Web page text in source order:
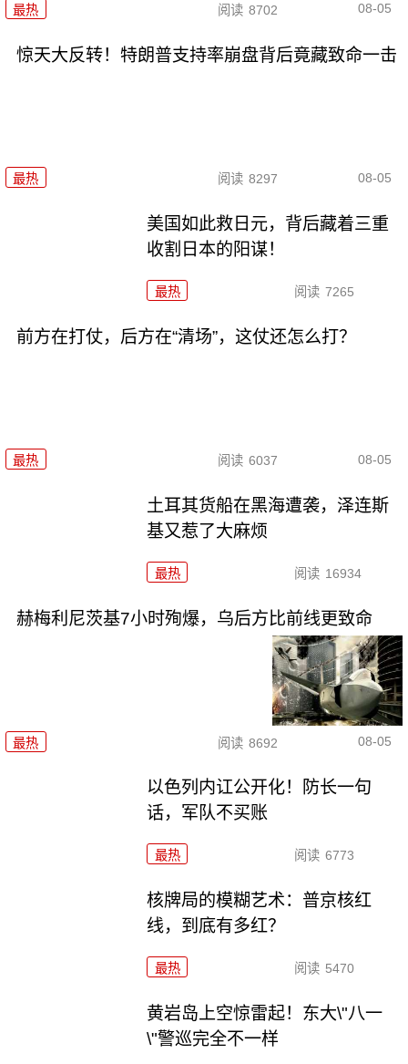
最热 阅读 8702 08-05
惊天大反转！特朗普支持率崩盘背后竟藏致命一击
最热 阅读 8297 08-05
美国如此救日元，背后藏着三重
收割日本的阳谋！
最热 阅读 7265
前方在打仗，后方在“清场”，这仗还怎么打？
最热 阅读 6037 08-05
土耳其货船在黑海遭袭，泽连斯
基又惹了大麻烦
最热 阅读 16934
赫梅利尼茨基7小时殉爆，乌后方比前线更致命
最热 阅读 8692 08-05
以色列内讧公开化！防长一句
话，军队不买账
最热 阅读 6773
核牌局的模糊艺术：普京核红
线，到底有多红？
最热 阅读 5470
黄岩岛上空惊雷起！东大\"八一
\"警巡完全不一样